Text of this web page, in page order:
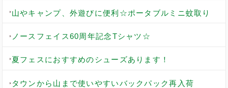
山やキャンプ、外遊びに便利☆ポータブルミニ蚊取り
ノースフェイス60周年記念Tシャツ☆
夏フェスにおすすめのシューズあります！
タウンから山まで使いやすいバックパック再入荷